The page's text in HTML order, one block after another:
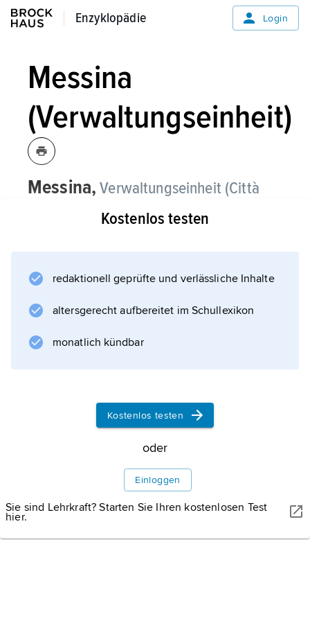
Enzyklopädie
Enzyklopädie Login
Messina
(Verwaltungseinheit)
Messina, Verwaltungseinheit (Città
metropolitana) in Sizilien, Italien, 3 247
Kostenlos testen
redaktionell geprüfte und verlässliche Inhalte
altersgerecht aufbereitet im Schullexikon
monatlich kündbar
Kostenlos testen
oder
Einloggen
Sie sind Lehrkraft? Starten Sie Ihren kostenlosen Test
hier.